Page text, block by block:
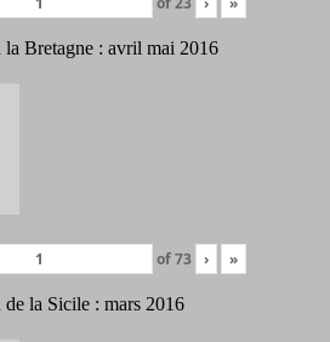
la Bretagne : avril mai 2016
of73 › »
de la Sicile : mars 2016